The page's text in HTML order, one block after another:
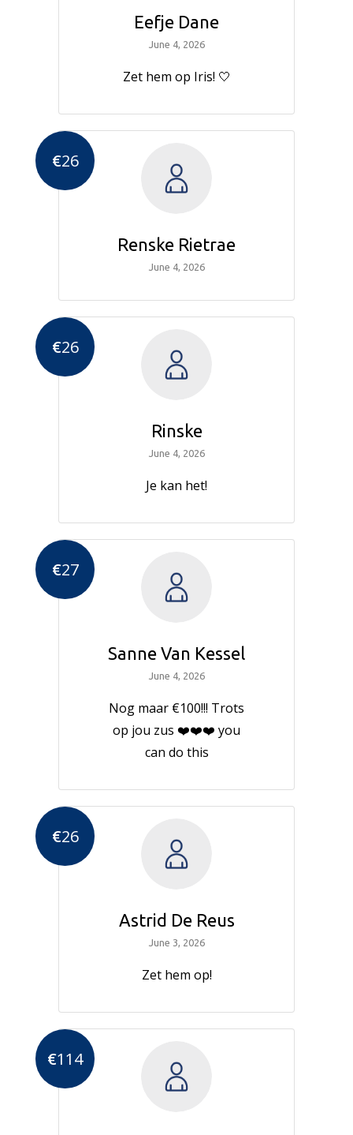
Eefje Dane
June 4, 2026
Zet hem op Iris! 🤍
€26
Renske Rietrae
June 4, 2026
€26
Rinske
June 4, 2026
Je kan het!
€27
Sanne Van Kessel
June 4, 2026
Nog maar €100!!! Trots
op jou zus ❤️❤️❤️ you
can do this
€26
Astrid De Reus
June 3, 2026
Zet hem op!
€114